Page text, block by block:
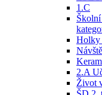
1.C
Holky
2.A
Život